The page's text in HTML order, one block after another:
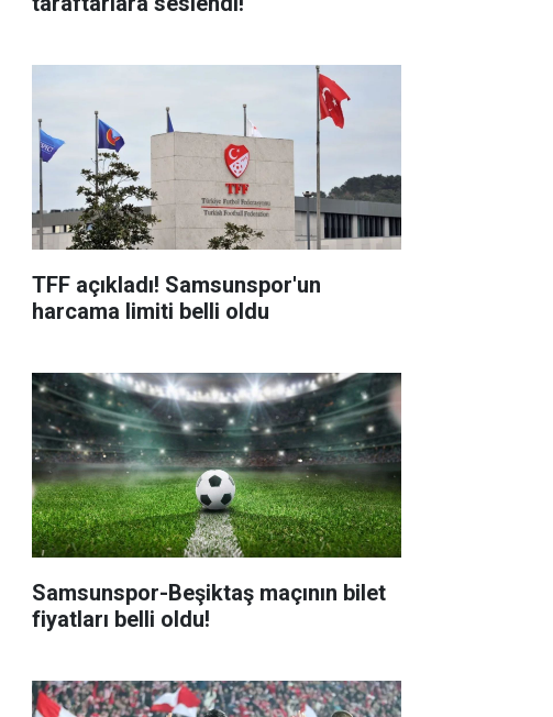
TFF açıkladı! Samsunspor'un
harcama limiti belli oldu
Samsunspor-Beşiktaş maçının bilet
fiyatları belli oldu!